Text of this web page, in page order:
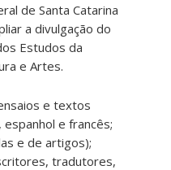
de Santa Catarina
a divulgação do
Estudos da
e Artes.
e textos
e francês;
e de artigos);
tradutores,